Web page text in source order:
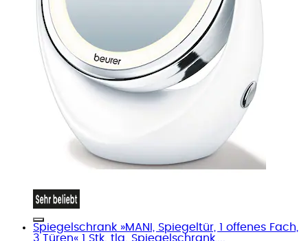
Spiegelschrank »MANI, Spiegeltür, 1 offenes Fach,
3 Türen« 1 Stk. tlg. Spiegelschrank,...